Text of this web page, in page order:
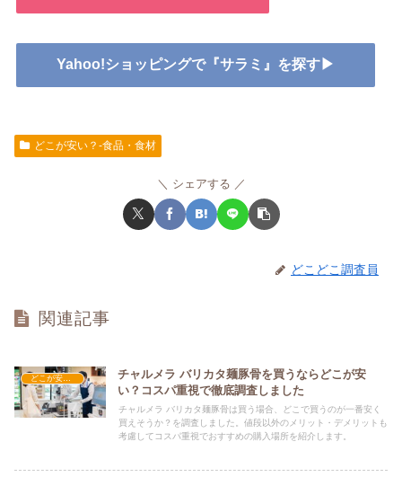
Yahoo!ショッピングで『サラミ』を探す▶
どこが安い？-食品・食材
シェアする
どこどこ調査員
関連記事
どこが安い？-食品・食材
チャルメラ バリカタ麺豚骨を買うならどこが安
い？コスパ重視で徹底調査しました
チャルメラ バリカタ麺豚骨は買う場合、どこで買うのが一番安く
買えそうか？を調査しました。値段以外のメリット・デメリットも
考慮してコスパ重視でおすすめの購入場所を紹介します。